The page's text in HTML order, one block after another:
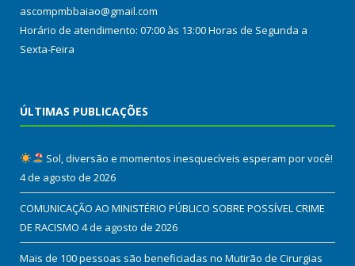
ascompmbbaiao@gmail.com
Horário de atendimento: 07:00 às 13:00 Horas de Segunda a
Sexta-Feira
ÚLTIMAS PUBLICAÇÕES
Sol, diversão e momentos inesquecíveis esperam por você!
4 de agosto de 2026
COMUNICAÇÃO AO MINISTÉRIO PÚBLICO SOBRE POSSÍVEL CRIME
DE RACISMO 4 de agosto de 2026
Mais de 100 pessoas são beneficiadas no Mutirão de Cirurgias